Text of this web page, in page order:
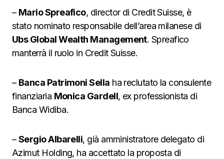
– Mario Spreafico, director di Credit Suisse, è
stato nominato responsabile dell’area milanese di
Ubs Global Wealth Management. Spreafico
manterrà il ruolo in Credit Suisse.
– Banca Patrimoni Sella ha reclutato la consulente
finanziaria Monica Gardell, ex professionista di
Banca Widiba.
–Sergio Albarelli, già amministratore delegato di
Azimut Holding, ha accettato la proposta di